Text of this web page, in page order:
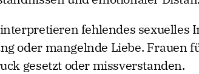
fehlendes sexuelles
oder mangelnde Liebe. Frauen
gesetzt oder missverstanden.